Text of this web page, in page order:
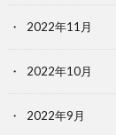
2022年11月
2022年10月
2022年9月